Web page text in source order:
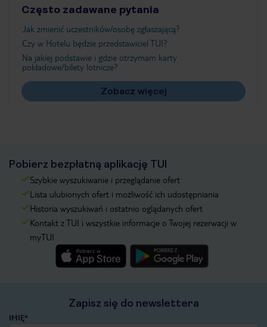
Często zadawane pytania
Jak zmienić uczestników/osobę zgłaszającą?
Czy w Hotelu będzie przedstawiciel TUI?
Na jakiej podstawie i gdzie otrzymam karty
pokładowe/bilety lotnicze?
Zobacz więcej
Pobierz bezpłatną aplikację TUI
Szybkie wyszukiwanie i przeglądanie ofert
Lista ulubionych ofert i możliwość ich udostępniania
Historia wyszukiwań i ostatnio oglądanych ofert
Kontakt z TUI i wszystkie informacje o Twojej rezerwacji w
myTUI
Zapisz się do newslettera
IMIĘ*